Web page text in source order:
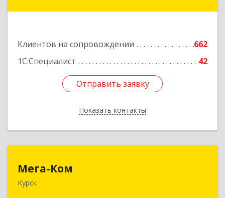
Клиентов на сопровождении
662
1С:Специалист
42
Отправить заявку
Показать контакты
Отправить заявку
Назад
Мега-Ком
Курск
305001, Курская обл, Курск г, Красной Армии ул,